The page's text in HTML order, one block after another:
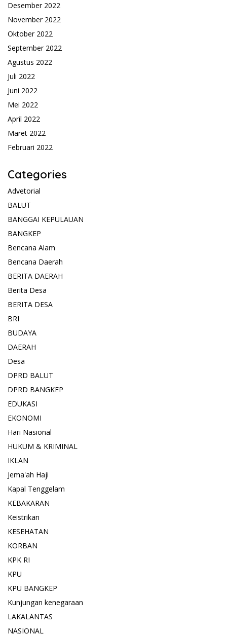
Desember 2022
November 2022
Oktober 2022
September 2022
Agustus 2022
Juli 2022
Juni 2022
Mei 2022
April 2022
Maret 2022
Februari 2022
Categories
Advetorial
BALUT
BANGGAI KEPULAUAN
BANGKEP
Bencana Alam
Bencana Daerah
BERITA DAERAH
Berita Desa
BERITA DESA
BRI
BUDAYA
DAERAH
Desa
DPRD BALUT
DPRD BANGKEP
EDUKASI
EKONOMI
Hari Nasional
HUKUM & KRIMINAL
IKLAN
Jema'ah Haji
Kapal Tenggelam
KEBAKARAN
Keistrikan
KESEHATAN
KORBAN
KPK RI
KPU
KPU BANGKEP
Kunjungan kenegaraan
LAKALANTAS
NASIONAL